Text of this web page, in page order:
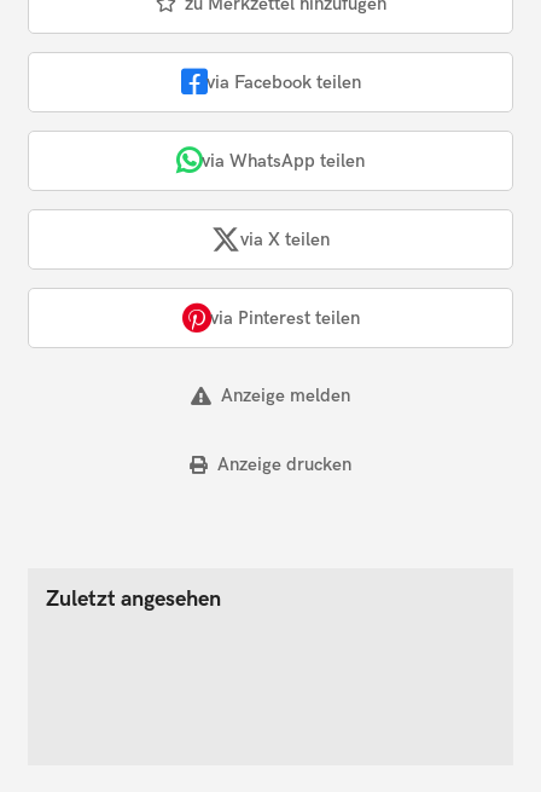
via Facebook teilen
via WhatsApp teilen
via X teilen
via Pinterest teilen
Anzeige melden
Anzeige drucken
Zuletzt angesehen